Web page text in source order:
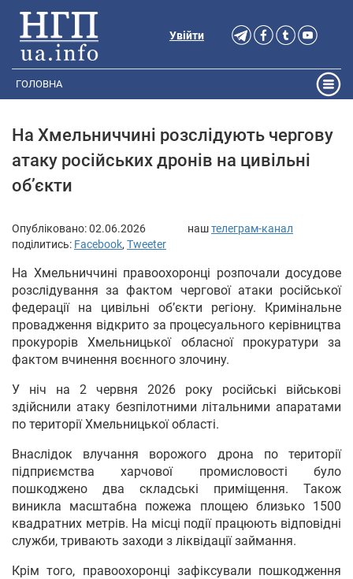
Увійти
ГОЛОВНА
На Хмельниччині розслідують чергову
атаку російських дронів на цивільні
об’єкти
Опубліковано:02.06.2026 наштелеграм-канал
поділитись: Facebook, Tweeter
На Хмельниччині правоохоронці розпочали досудове
розслідування за фактом чергової атаки російської
федерації на цивільні об’єкти регіону. Кримінальне
провадження відкрито за процесуального керівництва
прокурорів Хмельницької обласної прокуратури за
фактом вчинення воєнного злочину.
У ніч на 2 червня 2026 року російські військові
здійснили атаку безпілотними літальними апаратами
по території Хмельницької області.
Внаслідок влучання ворожого дрона по території
підприємства харчової промисловості було
пошкоджено два складські приміщення. Також
виникла масштабна пожежа площею близько 1500
квадратних метрів. На місці події працюють відповідні
служби, тривають заходи з ліквідації займання.
Крім того, правоохоронці зафіксували пошкодження